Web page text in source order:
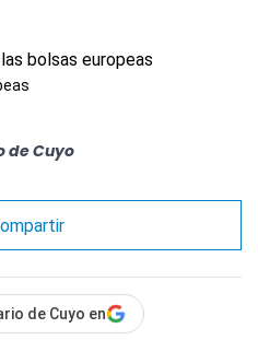
de Cuyo
de Cuyo en